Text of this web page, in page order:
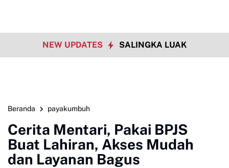
NEW UPDATES SALINGKA LUAK
Beranda payakumbuh
Cerita Mentari, Pakai BPJS
Buat Lahiran, Akses Mudah
dan Layanan Bagus